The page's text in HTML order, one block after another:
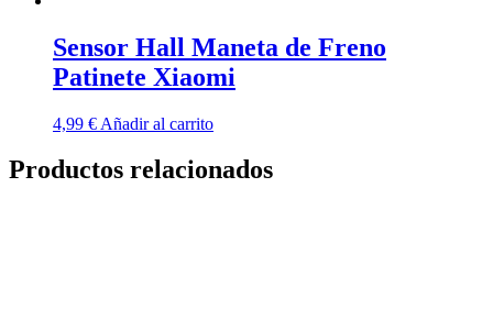
Sensor Hall Maneta de Freno
Patinete Xiaomi
4,99 € Añadir al carrito
Productos relacionados